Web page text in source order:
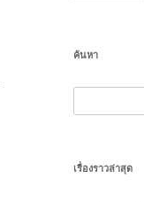
ค้นหา
for:
เรื่องราวล่าสุด